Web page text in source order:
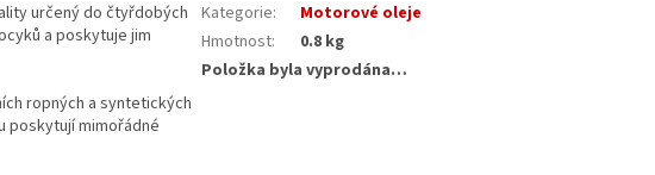
určený do čtyřdobých
a poskytuje jim
ropných a syntetických
poskytují mimořádné
Kategorie:
Motorové oleje
Hmotnost:
0.8 kg
Položka byla vyprodána…